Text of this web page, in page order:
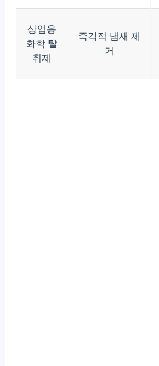
상업용
화학 탈
취제
즉각적 냄새 제
거